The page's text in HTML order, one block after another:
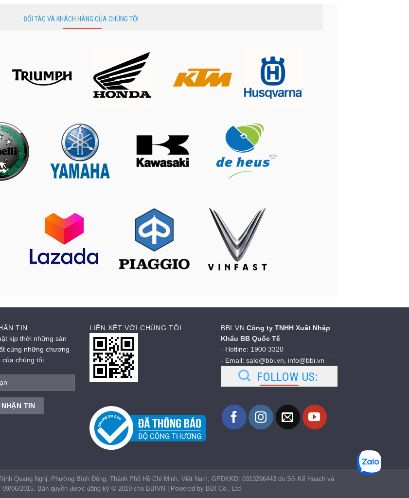
ĐỐI TÁC VÀ KHÁCH HÀNG CỦA CHÚNG TÔI
TIN
kịp thời những sản
cùng những chương
chúng tôi.
LIÊN KẾT VỚI CHÚNG TÔI BBI.VN Công ty TNHH Xuất Nhập
Khẩu BB Quốc Tế
- Hotline: 1900 3320
- Email: sale@bbi.vn, info@bbi.vn
FOLLOW US:
Quang Nghị, Phường Bình Đông, Thành Phố Hồ Chí Minh, Việt Nam, GPDKKD: 0313296443 do Sở Kế Hoạch và
06/2015. Bản quyền được đăng ký © 2019 cho BBIVN | Powered by BBI Co., Ltd